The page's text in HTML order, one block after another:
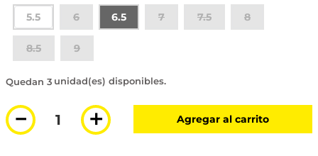
5.5 6 6.5 7 7.5 8
8.5 9
3 disponibles
＋
－ Agregar al carrito